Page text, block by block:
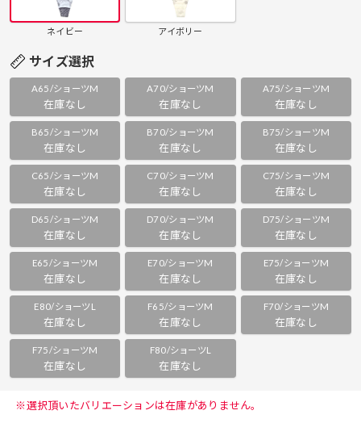
ネイビー アイボリー
サイズ選択
A65/ショーツM
在庫なし
A70/ショーツM
在庫なし
A75/ショーツM
在庫なし
B65/ショーツM
在庫なし
B70/ショーツM
在庫なし
B75/ショーツM
在庫なし
C65/ショーツM
在庫なし
C70/ショーツM
在庫なし
C75/ショーツM
在庫なし
D65/ショーツM
在庫なし
D70/ショーツM
在庫なし
D75/ショーツM
在庫なし
E65/ショーツM
在庫なし
E70/ショーツM
在庫なし
E75/ショーツM
在庫なし
E80/ショーツL
在庫なし
F65/ショーツM
在庫なし
F70/ショーツM
在庫なし
F75/ショーツM
在庫なし
F80/ショーツL
在庫なし
※選択頂いたバリエーションは在庫がありません。